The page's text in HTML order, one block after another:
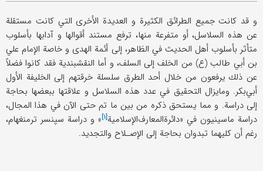
و قد كانت جميع الطرائق الكثيرة و العديدة الأخرى التي كانت مستقلة
عن هذه السلاسل، أو متفرعة منها، ترفع مستند أقوالها و آدابها بأسلوب
متأثر بأسلوب أهل الحديث في الظاهر، إلى أئمة الهدى و خاصة الإمام علي
بن أبي طالب (ع) من الخلف إلى السلف، و أما النقشبندية فقد كانوا فضلاً
عن ذلك يرفعون من خلال أحد الطرق سلسلة خرقتهم إلى الخليفة الأول
أبي‌بكر. ومايزال التحقيق في عدد هذه السلاسل و علاقتها ببعضها بحاجة
إلى دراسة. و مما يستحق ذكره من بين ما تم حتى الآن في هذا المجال،
دراسة ماسينيون في «دائرة‌المعارف‌الإسلامية[۱] » و دراسة سپنسر ترمنغهام،
رغم أن كليهما تبدوان بحاجة إلى الإصـلاح والتجديد.